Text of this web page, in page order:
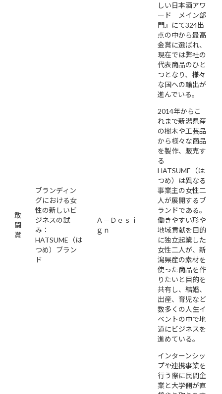
しい日本酒アワ
ード メイン部
門』にて324出
点の中から最高
金賞に選ばれ、
現在では弊社の
代表商品のひと
つとなり、様々
な国への輸出が
進んでいる。
敢
闘
賞
ブランディン
グにおける女
性の新しいビ
ジネスの試
み：
HATSUME（は
つめ）ブラン
ド
Ａ－Ｄｅｓｉ
ｇｎ
2014年からこ
れまで新潟県産
の樹木や工芸品
から様々な商品
を製作、販売す
る
HATSUME（は
つめ）は異なる
事業主の女性二
人が展開するブ
ランドである。
働きやすい形や
地域貢献を目的
に独立起業した
女性二人が、新
潟県産の素材を
使った商品を作
りたいと目的を
共有し、結婚、
出産、育児など
数多くの人生イ
ベントの中で地
道にビジネスを
進めている。
インターンシッ
プや連携事業を
行う際に民間企
業と大学側が直